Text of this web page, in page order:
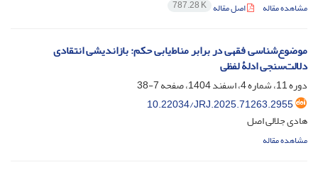
مشاهده مقاله اصل مقاله 787.28 K
موضوع‌شناسی فقهی در برابر مناط‌یابی حکم: بازاندیشی انتقادی
دلالت‌سنجی ادلۀ لفظی
دوره 11، شماره 4، اسفند 1404، صفحه
7-38
10.22034/JRJ.2025.71263.2955
هادی جلالی اصل
مشاهده مقاله